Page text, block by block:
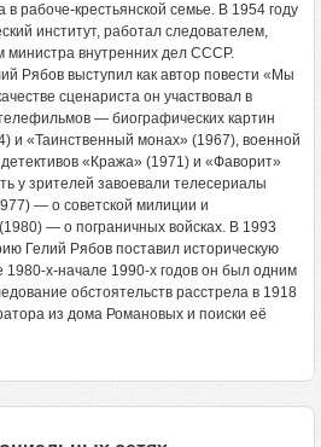
рабоче-крестьянской семье. В 1954 году
институт, работал следователем,
внутренних дел СССР.
Рябов выступил как автор повести «Мы
сценариста он участвовал в
— биографических картин
и «Таинственный монах» (1967), военной
«Кража» (1971) и «Фаворит»
у зрителей завоевали телесериалы
— о советской милиции и
— о пограничных войсках. В 1993
Гелий Рябов поставил историческую
х-начале 1990-х годов он был одним
обстоятельств расстрела в 1918
из дома Романовых и поиски её